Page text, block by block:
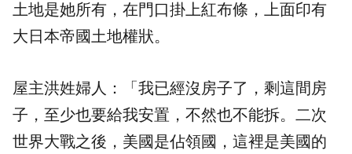
土地是她所有，在門口掛上紅布條，上面印有
大日本帝國土地權狀。
屋主洪姓婦人：「我已經沒房子了，剩這間房
子，至少也要給我安置，不然也不能拆。二次
世界大戰之後，美國是佔領國，這裡是美國的